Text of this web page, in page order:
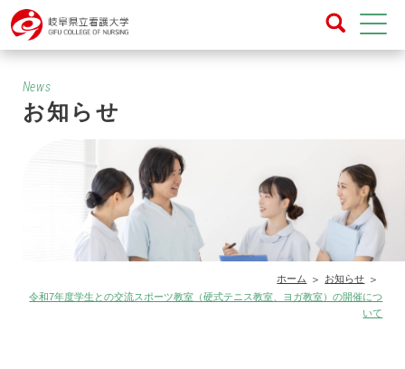
News
お知らせ
ホーム
お知らせ
令和7年度学生との交流スポーツ教室（硬式テニス教室、ヨガ教室）の開催につ
いて